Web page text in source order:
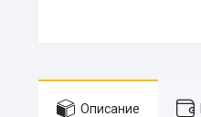
Описание